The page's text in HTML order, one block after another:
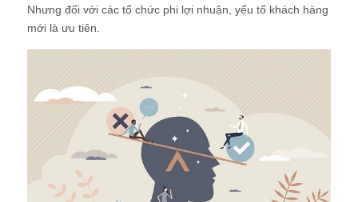
Nhưng đối với các tổ chức phi lợi nhuận, yếu tố khách hàng
mới là ưu tiên.